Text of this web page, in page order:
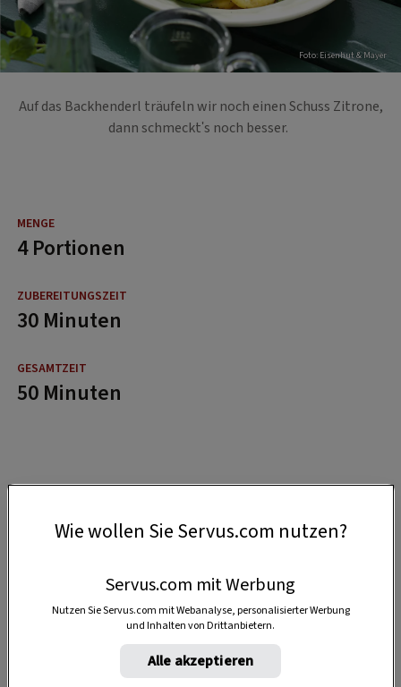
Foto: Eisenhut & Mayer
Auf das Backhenderl träufeln wir noch einen Schuss Zitrone,
dann schmeckt's noch besser.
4 Portionen
30 Minuten
50 Minuten
Wie wollen Sie Servus.com nutzen?
Servus.com mit Werbung
Nutzen Sie Servus.com mit Webanalyse, personalisierter Werbung
und Inhalten von Drittanbietern.
Alle akzeptieren